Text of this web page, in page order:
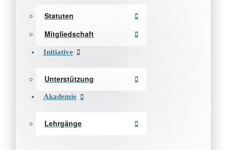
Statuten
Mitgliedschaft
Initiative
Unterstützung
Akademie
Lehrgänge